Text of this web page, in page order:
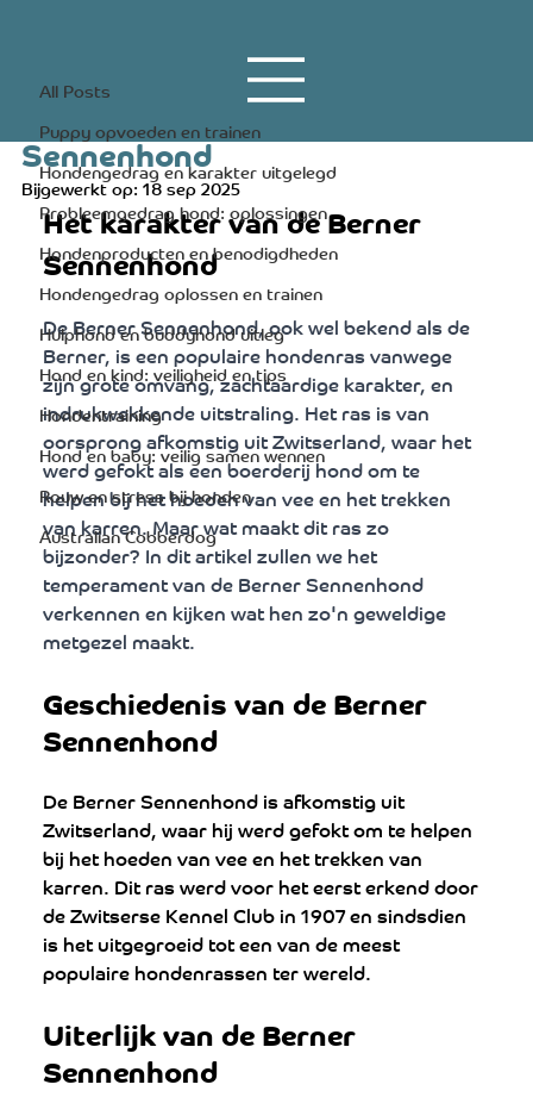
All Posts
Puppy opvoeden en trainen
Hondengedrag en karakter uitgelegd
Probleemgedrag hond: oplossingen
Hondenproducten en benodigdheden
Hondengedrag oplossen en trainen
Hulphond en buddyhond uitleg
Hond en kind: veiligheid en tips
Hondentraining
Hond en baby: veilig samen wennen
Rouw en stress bij honden
Australian Cobberdog
Het karakter van de Berner
Sennenhond
3 minuten om te lezen
Bijgewerkt op:18 sep 2025
Het karakter van de Berner
Sennenhond
De Berner Sennenhond, ook wel bekend als de
Berner, is een populaire hondenras vanwege
zijn grote omvang, zachtaardige karakter, en
indrukwekkende uitstraling. Het ras is van
oorsprong afkomstig uit Zwitserland, waar het
werd gefokt als een boerderij hond om te
helpen bij het hoeden van vee en het trekken
van karren. Maar wat maakt dit ras zo
bijzonder? In dit artikel zullen we het
temperament van de Berner Sennenhond
verkennen en kijken wat hen zo'n geweldige
metgezel maakt.
Geschiedenis van de Berner
Sennenhond
De Berner Sennenhond is afkomstig uit
Zwitserland, waar hij werd gefokt om te helpen
bij het hoeden van vee en het trekken van
karren. Dit ras werd voor het eerst erkend door
de Zwitserse Kennel Club in 1907 en sindsdien
is het uitgegroeid tot een van de meest
populaire hondenrassen ter wereld.
Uiterlijk van de Berner
Sennenhond